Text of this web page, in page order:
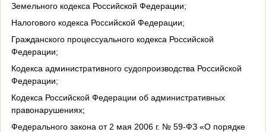
Земельного кодекса Российской Федерации;
Налогового кодекса Российской Федерации;
Гражданского процессуального кодекса Российской
Федерации;
Кодекса административного судопроизводства Российской
Федерации;
Кодекса Российской Федерации об административных
правонарушениях;
Федерального закона от 2 мая 2006 г. № 59-ФЗ «О порядке